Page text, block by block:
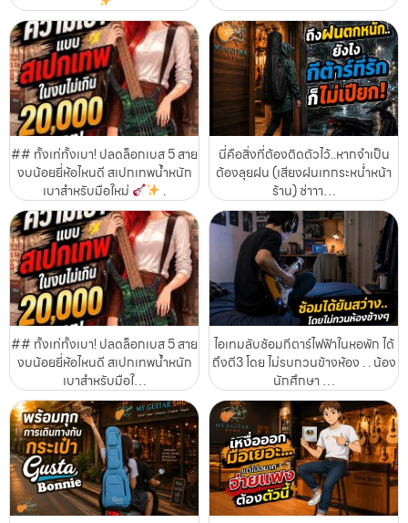
## ทั้งเท่ทั้งเบา! ปลดล็อกเบส 5 สาย
งบน้อยยี่ห้อไหนดี สเปกเทพน้ำหนัก
เบาสำหรับมือใหม่
.
นี่คือสิ่งที่ต้องติดตัวไว้..หากจำเป็น
ต้องลุยฝน (เสียงฝนเทกระหน่ำหน้า
ร้าน) ซ่าาา…
## ทั้งเท่ทั้งเบา! ปลดล็อกเบส 5 สาย
งบน้อยยี่ห้อไหนดี สเปกเทพน้ำหนัก
เบาสำหรับมือใ…
ไอเทมลับซ้อมกีตาร์ไฟฟ้าในหอพัก ได้
ถึงตี3 โดย ไม่รบกวนข้างห้อง . . น้อง
นักศึกษา …